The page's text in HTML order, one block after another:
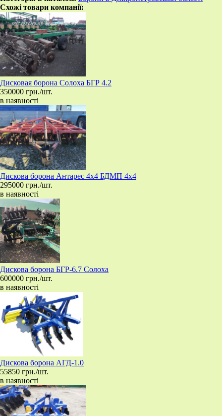
Схожі товари компанії:
​Дисковая борона Солоха БГР 4.2
350000 грн./шт.
в наявності
​Дискова борона Антарес 4х4 БДМП 4x4
295000 грн./шт.
в наявності
​Дискова борона БГР-6.7 Солоха
600000 грн./шт.
в наявності
​Дискова борона АГД-1.0
55850 грн./шт.
в наявності